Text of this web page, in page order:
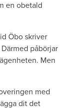
en obetald
Öbo skriver
påbörjar
Men
med
dit det